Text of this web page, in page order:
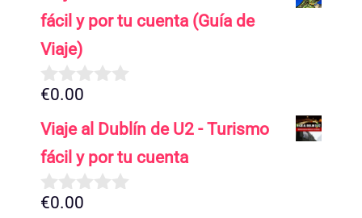
5
fácil y por tu cuenta (Guía de
Viaje)
0
e
5
€0.00
Viaje al Dublín de U2 - Turismo
fácil y por tu cuenta
0
€0.00